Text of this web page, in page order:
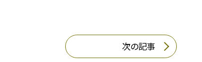
次の記事